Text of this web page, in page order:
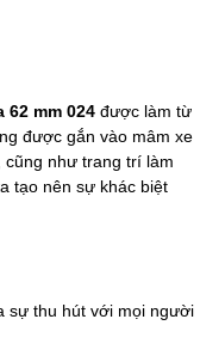
62 mm 024 được làm từ
được gắn vào mâm xe
cũng như trang trí làm
tạo nên sự khác biệt
sự thu hút với mọi người